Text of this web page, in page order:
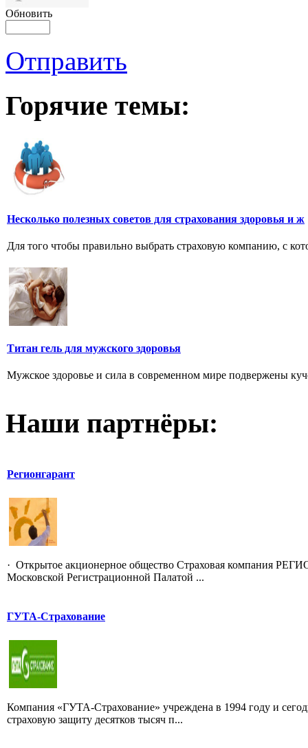
Обновить
Отправить
Горячие темы:
Несколько полезных советов для страхования здоровья и ж
Для того чтобы правильно выбрать страховую компанию, с
Титан гель для мужского здоровья
Мужское здоровье и сила в современном мире подвержены
Наши партнёры:
Регионгарант
· Открытое акционерное общество Страховая компания
Московской Регистрационной Палатой ...
ГУТА-Страхование
Компания «ГУТА-Страхование» учреждена в 1994 году и
страховую защиту десятков тысяч п...